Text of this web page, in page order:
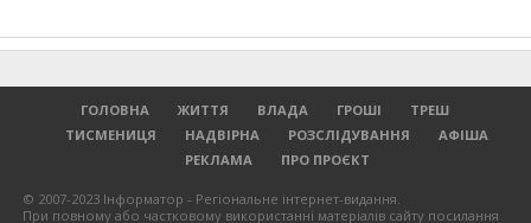
ГОЛОВНА ЖИТТЯ ВЛАДА ГРОШІ
ТРЕШ
ТИСМЕНИЦЯ
НАДВІРНА РОЗСЛІДУВАННЯ
АФІША
РЕКЛАМА
ПРО ПРОЄКТ
© 2007-2023 Інформатор - Регіональне інтернет-видання.
При повному або частковому використанні матеріалів сайту посилання